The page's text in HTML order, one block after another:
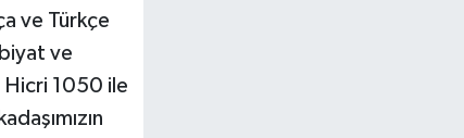
ve Türkçe
ve
Hicri 1050 ile